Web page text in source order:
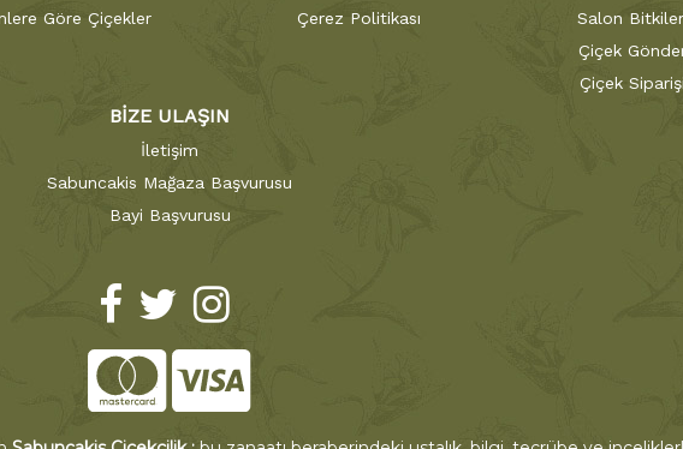
Göre Çiçekler
Çerez Politikası
Salon
Çiçek
Çiçek Siparişi
BİZE ULAŞIN
İletişim
Sabuncakis Mağaza Başvurusu
Bayi Başvurusu